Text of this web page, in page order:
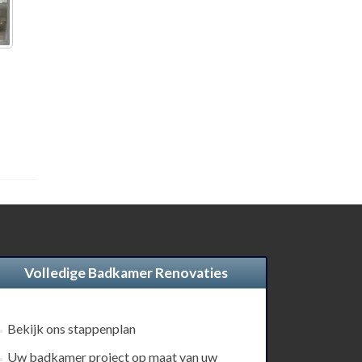
Volledige Badkamer Renovaties
Bekijk ons stappenplan
Uw badkamer project op maat van uw